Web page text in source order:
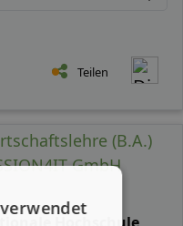
Teilen
(B.A.)
GmbH